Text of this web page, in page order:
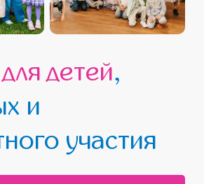
для детей,
и
участия